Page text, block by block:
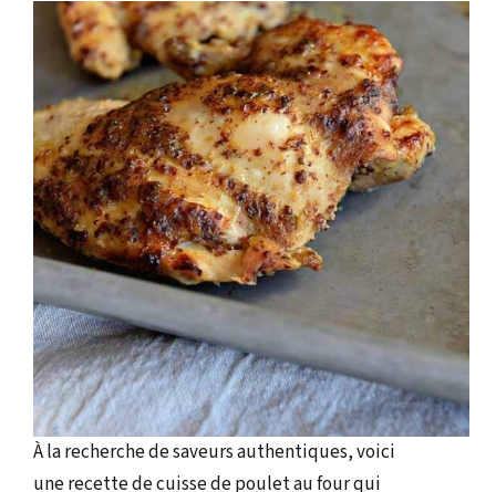
À la recherche de saveurs authentiques, voici
une recette de cuisse de poulet au four qui